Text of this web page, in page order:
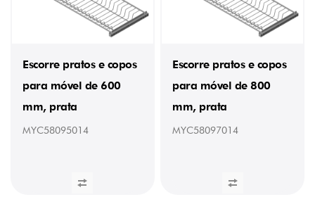
Escorre pratos e copos
para móvel de 600
mm, prata
MYC58095014
Escorre pratos e copos
para móvel de 800
mm, prata
MYC58097014